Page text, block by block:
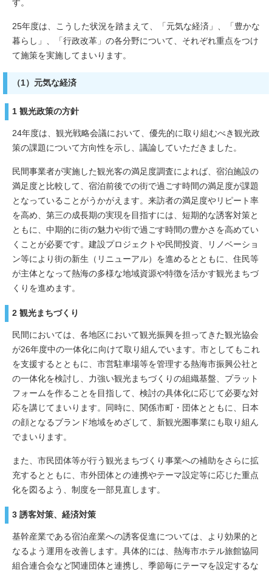
す。
25年度は、こうした状況を踏まえて、「元気な経済」、「豊かな
暮らし」、「行政改革」の各分野について、それぞれ重点をつけ
て施策を実施してまいります。
（1）元気な経済
1 観光政策の方針
24年度は、観光戦略会議において、優先的に取り組むべき観光政
策の課題について方向性を示し、議論していただきました。
民間事業者が実施した観光客の満足度調査によれば、宿泊施設の
満足度と比較して、宿泊前後での街で過ごす時間の満足度が課題
となっていることがうかがえます。来訪者の満足度やリピート率
を高め、第三の成長期の実現を目指すには、短期的な誘客対策と
ともに、中期的に街の魅力や街で過ごす時間の豊かさを高めてい
くことが必要です。建設プロジェクトや民間投資、リノベーショ
ン等により街の新生（リニューアル）を進めるとともに、住民等
が主体となって熱海の多様な地域資源や特徴を活かす観光まちづ
くりを進めます。
2 観光まちづくり
民間においては、各地区において観光振興を担ってきた観光協会
が26年度中の一体化に向けて取り組んでいます。市としてもこれ
を支援するとともに、市営駐車場等を管理する熱海市振興公社と
の一体化を検討し、力強い観光まちづくりの組織基盤、プラット
フォームを作ることを目指して、検討の具体化に応じて必要な対
応を講じてまいります。同時に、関係市町・団体とともに、日本
の顔となるブランド地域をめざして、新観光圏事業にも取り組ん
でまいります。
また、市民団体等が行う観光まちづくり事業への補助をさらに拡
充するとともに、市外団体との連携やテーマ設定等に応じた重点
化を図るよう、制度を一部見直します。
3 誘客対策、経済対策
基幹産業である宿泊産業への誘客促進については、より効果的と
なるよう運用を改善します。具体的には、熱海市ホテル旅館協同
組合連合会など関連団体と連携し、季節毎にテーマを設定するな